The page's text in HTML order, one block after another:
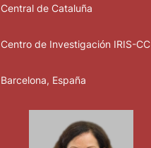
Central de Cataluña
Centro de Investigación IRIS-CC
Barcelona, España